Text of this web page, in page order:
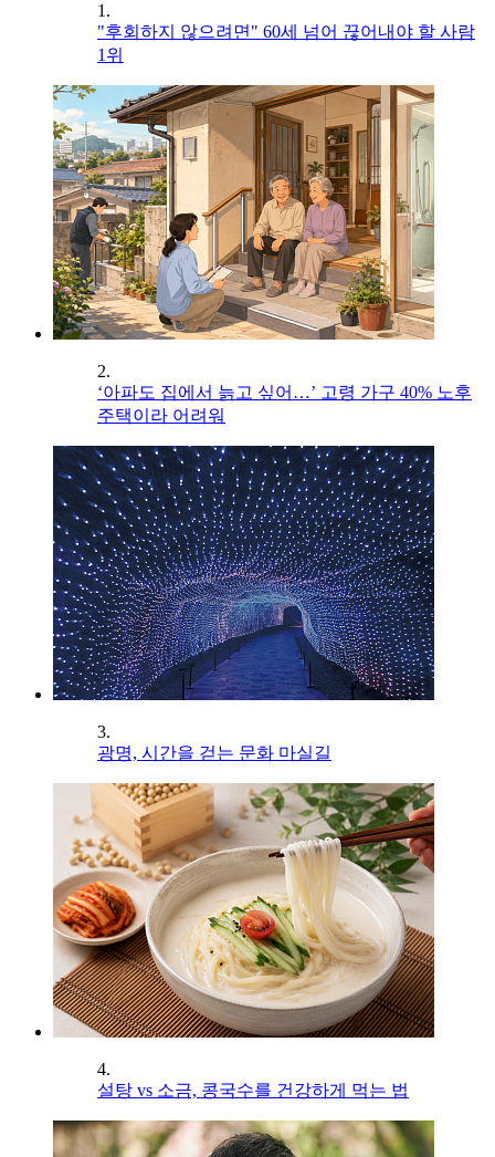
1.
"후회하지 않으려면" 60세 넘어 끊어내야 할 사람
1위
2.
‘아파도 집에서 늙고 싶어…’ 고령 가구 40% 노후
주택이라 어려워
3.
광명, 시간을 걷는 문화 마실길
4.
설탕 vs 소금, 콩국수를 건강하게 먹는 법